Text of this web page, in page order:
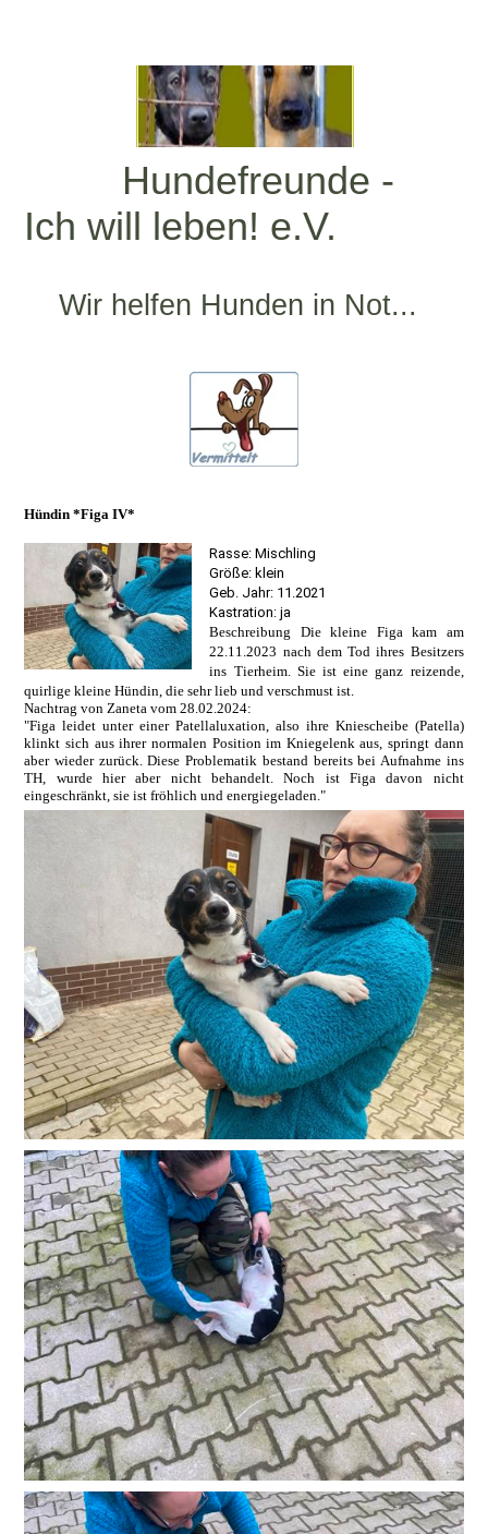
Hundefreunde -
Ich will leben! e.V.
Wir helfen Hunden in Not...
Hündin *Figa IV*
Rasse: Mischling
Größe: klein
Geb. Jahr: 11.2021
Kastration: ja
Beschreibung Die kleine Figa kam am
22.11.2023 nach dem Tod ihres Besitzers
ins Tierheim. Sie ist eine ganz reizende,
quirlige kleine Hündin, die sehr lieb und verschmust ist.
Nachtrag von Zaneta vom 28.02.2024:
"Figa leidet unter einer Patellaluxation, also ihre Kniescheibe (Patella)
klinkt sich aus ihrer normalen Position im Kniegelenk aus, springt dann
aber wieder zurück. Diese Problematik bestand bereits bei Aufnahme ins
TH, wurde hier aber nicht behandelt. Noch ist Figa davon nicht
eingeschränkt, sie ist fröhlich und energiegeladen."